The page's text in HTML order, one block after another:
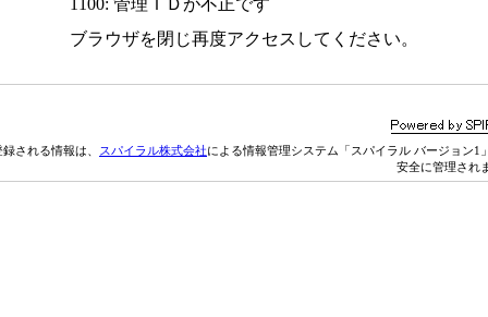
1100: 管理ＩＤが不正です
ブラウザを閉じ再度アクセスしてください。
される情報は、 スパイラル株式会社による情報管理システム「スパイラル バージョン1
安全に管理され